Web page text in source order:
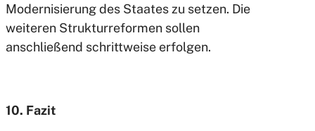
Modernisierung des Staates zu setzen. Die
weiteren Strukturreformen sollen
anschließend schrittweise erfolgen.
10. Fazit